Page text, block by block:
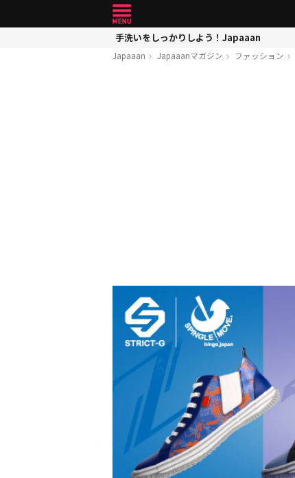
手洗いをしっかりしよう！Japaaan
Japaaan Japaaanマガジン ファッション